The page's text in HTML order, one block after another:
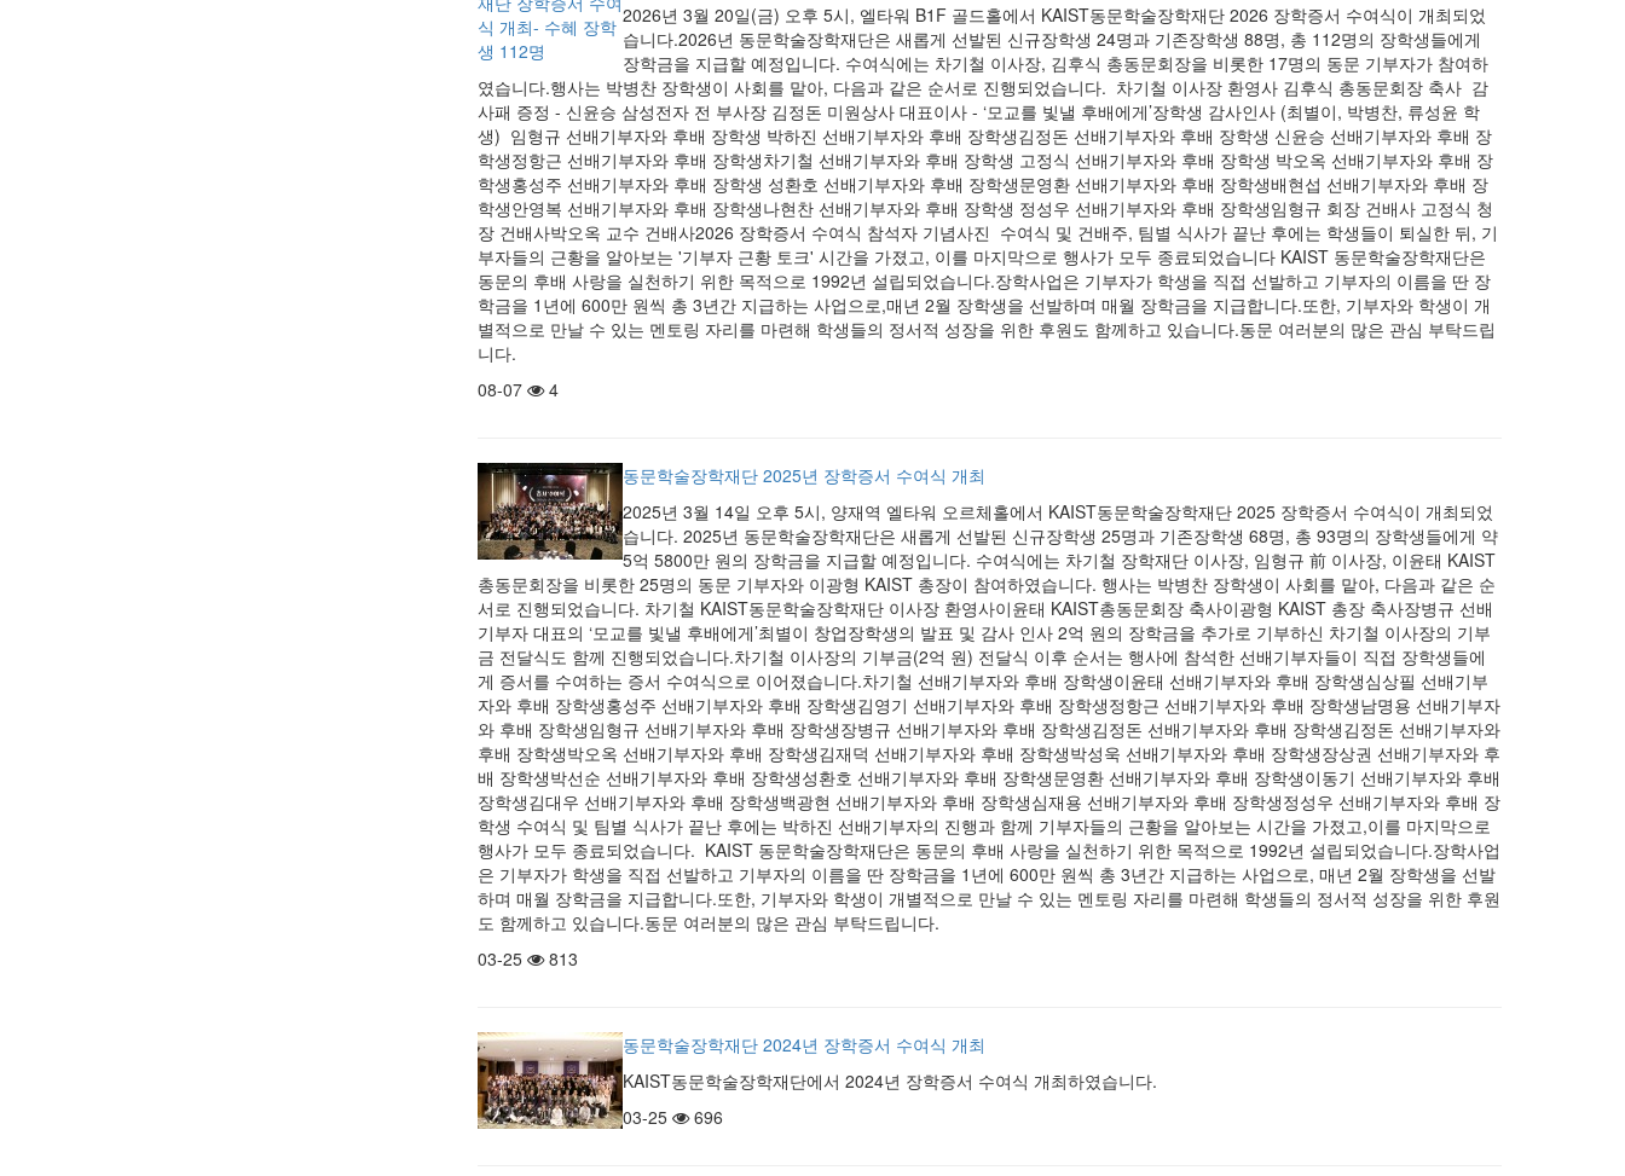
2026년 3월 20일(금) 오후 5시, 엘타워 B1F 골드홀에서 KAIST동문학술장학재단 2026 장학증서 수여식이 개최되었
습니다.2026년 동문학술장학재단은 새롭게 선발된 신규장학생 24명과 기존장학생 88명, 총 112명의 장학생들에게
장학금을 지급할 예정입니다. 수여식에는 차기철 이사장, 김후식 총동문회장을 비롯한 17명의 동문 기부자가 참여하
였습니다.행사는 박병찬 장학생이 사회를 맡아, 다음과 같은 순서로 진행되었습니다. 차기철 이사장 환영사 김후식 총동문회장 축사 감
사패 증정 - 신윤승 삼성전자 전 부사장 김정돈 미원상사 대표이사 - ‘모교를 빛낼 후배에게’장학생 감사인사 (최별이, 박병찬, 류성윤 학
생) 임형규 선배기부자와 후배 장학생 박하진 선배기부자와 후배 장학생김정돈 선배기부자와 후배 장학생 신윤승 선배기부자와 후배 장
학생정항근 선배기부자와 후배 장학생차기철 선배기부자와 후배 장학생 고정식 선배기부자와 후배 장학생 박오옥 선배기부자와 후배 장
학생홍성주 선배기부자와 후배 장학생 성환호 선배기부자와 후배 장학생문영환 선배기부자와 후배 장학생배현섭 선배기부자와 후배 장
학생안영복 선배기부자와 후배 장학생나현찬 선배기부자와 후배 장학생 정성우 선배기부자와 후배 장학생임형규 회장 건배사 고정식 청
장 건배사박오옥 교수 건배사2026 장학증서 수여식 참석자 기념사진 수여식 및 건배주, 팀별 식사가 끝난 후에는 학생들이 퇴실한 뒤, 기
부자들의 근황을 알아보는 '기부자 근황 토크' 시간을 가졌고, 이를 마지막으로 행사가 모두 종료되었습니다 KAIST 동문학술장학재단은
동문의 후배 사랑을 실천하기 위한 목적으로 1992년 설립되었습니다.장학사업은 기부자가 학생을 직접 선발하고 기부자의 이름을 딴 장
학금을 1년에 600만 원씩 총 3년간 지급하는 사업으로,매년 2월 장학생을 선발하며 매월 장학금을 지급합니다.또한, 기부자와 학생이 개
별적으로 만날 수 있는 멘토링 자리를 마련해 학생들의 정서적 성장을 위한 후원도 함께하고 있습니다.동문 여러분의 많은 관심 부탁드립
니다.
08-07
4
동문학술장학재단 2025년 장학증서 수여식 개최
2025년 3월 14일 오후 5시, 양재역 엘타워 오르체홀에서 KAIST동문학술장학재단 2025 장학증서 수여식이 개최되었
습니다. 2025년 동문학술장학재단은 새롭게 선발된 신규장학생 25명과 기존장학생 68명, 총 93명의 장학생들에게 약
5억 5800만 원의 장학금을 지급할 예정입니다. 수여식에는 차기철 장학재단 이사장, 임형규 前 이사장, 이윤태 KAIST
총동문회장을 비롯한 25명의 동문 기부자와 이광형 KAIST 총장이 참여하였습니다. 행사는 박병찬 장학생이 사회를 맡아, 다음과 같은 순
서로 진행되었습니다. 차기철 KAIST동문학술장학재단 이사장 환영사이윤태 KAIST총동문회장 축사이광형 KAIST 총장 축사장병규 선배
기부자 대표의 ‘모교를 빛낼 후배에게’최별이 창업장학생의 발표 및 감사 인사 2억 원의 장학금을 추가로 기부하신 차기철 이사장의 기부
금 전달식도 함께 진행되었습니다.차기철 이사장의 기부금(2억 원) 전달식 이후 순서는 행사에 참석한 선배기부자들이 직접 장학생들에
게 증서를 수여하는 증서 수여식으로 이어졌습니다.차기철 선배기부자와 후배 장학생이윤태 선배기부자와 후배 장학생심상필 선배기부
자와 후배 장학생홍성주 선배기부자와 후배 장학생김영기 선배기부자와 후배 장학생정항근 선배기부자와 후배 장학생남명용 선배기부자
와 후배 장학생임형규 선배기부자와 후배 장학생장병규 선배기부자와 후배 장학생김정돈 선배기부자와 후배 장학생김정돈 선배기부자와
후배 장학생박오옥 선배기부자와 후배 장학생김재덕 선배기부자와 후배 장학생박성욱 선배기부자와 후배 장학생장상권 선배기부자와 후
배 장학생박선순 선배기부자와 후배 장학생성환호 선배기부자와 후배 장학생문영환 선배기부자와 후배 장학생이동기 선배기부자와 후배
장학생김대우 선배기부자와 후배 장학생백광현 선배기부자와 후배 장학생심재용 선배기부자와 후배 장학생정성우 선배기부자와 후배 장
학생 수여식 및 팀별 식사가 끝난 후에는 박하진 선배기부자의 진행과 함께 기부자들의 근황을 알아보는 시간을 가졌고,이를 마지막으로
행사가 모두 종료되었습니다. KAIST 동문학술장학재단은 동문의 후배 사랑을 실천하기 위한 목적으로 1992년 설립되었습니다.장학사업
은 기부자가 학생을 직접 선발하고 기부자의 이름을 딴 장학금을 1년에 600만 원씩 총 3년간 지급하는 사업으로, 매년 2월 장학생을 선발
하며 매월 장학금을 지급합니다.또한, 기부자와 학생이 개별적으로 만날 수 있는 멘토링 자리를 마련해 학생들의 정서적 성장을 위한 후원
도 함께하고 있습니다.동문 여러분의 많은 관심 부탁드립니다.
03-25
813
동문학술장학재단 2024년 장학증서 수여식 개최
KAIST동문학술장학재단에서 2024년 장학증서 수여식 개최하였습니다.
03-25
696